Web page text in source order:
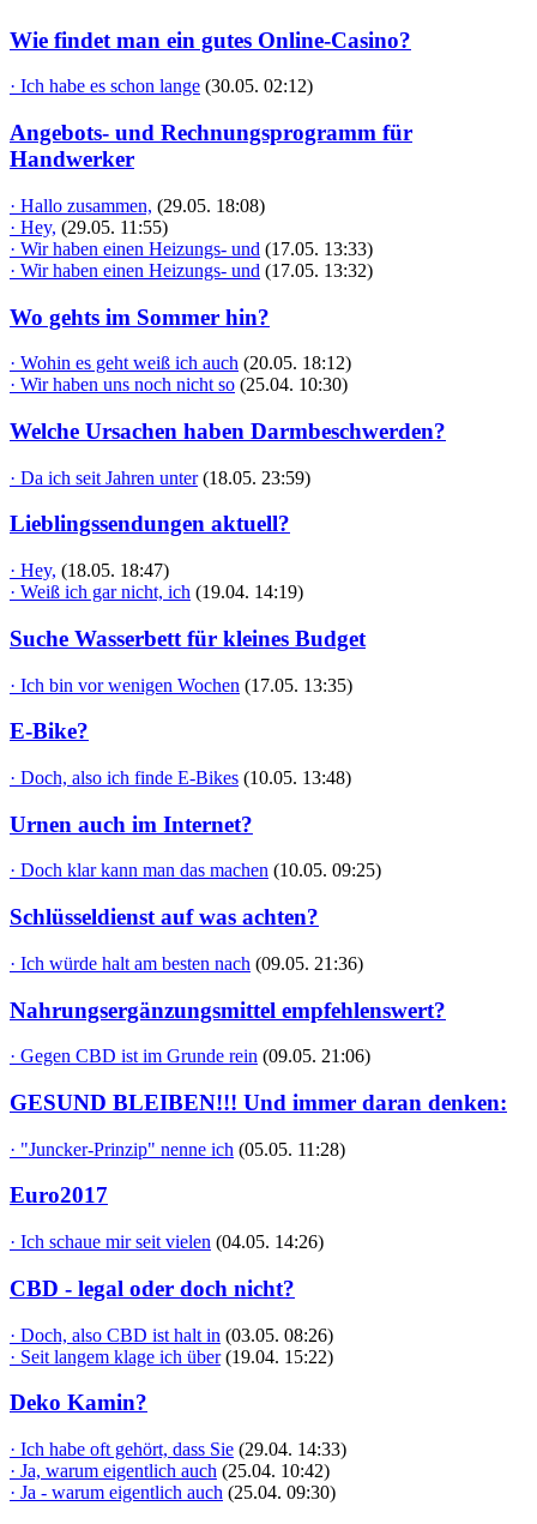
Wie findet man ein gutes Online-Casino?
· Ich habe es schon lange (30.05. 02:12)
Angebots- und Rechnungsprogramm für
Handwerker
· Hallo zusammen, (29.05. 18:08)
· Hey, (29.05. 11:55)
· Wir haben einen Heizungs- und (17.05. 13:33)
· Wir haben einen Heizungs- und (17.05. 13:32)
Wo gehts im Sommer hin?
· Wohin es geht weiß ich auch (20.05. 18:12)
· Wir haben uns noch nicht so (25.04. 10:30)
Welche Ursachen haben Darmbeschwerden?
· Da ich seit Jahren unter (18.05. 23:59)
Lieblingssendungen aktuell?
· Hey, (18.05. 18:47)
· Weiß ich gar nicht, ich (19.04. 14:19)
Suche Wasserbett für kleines Budget
· Ich bin vor wenigen Wochen (17.05. 13:35)
E-Bike?
· Doch, also ich finde E-Bikes (10.05. 13:48)
Urnen auch im Internet?
· Doch klar kann man das machen (10.05. 09:25)
Schlüsseldienst auf was achten?
· Ich würde halt am besten nach (09.05. 21:36)
Nahrungsergänzungsmittel empfehlenswert?
· Gegen CBD ist im Grunde rein (09.05. 21:06)
GESUND BLEIBEN!!! Und immer daran denken:
· "Juncker-Prinzip" nenne ich (05.05. 11:28)
Euro2017
· Ich schaue mir seit vielen (04.05. 14:26)
CBD - legal oder doch nicht?
· Doch, also CBD ist halt in (03.05. 08:26)
· Seit langem klage ich über (19.04. 15:22)
Deko Kamin?
· Ich habe oft gehört, dass Sie (29.04. 14:33)
· Ja, warum eigentlich auch (25.04. 10:42)
· Ja - warum eigentlich auch (25.04. 09:30)